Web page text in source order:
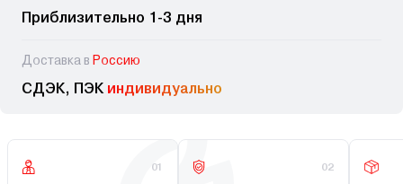
Приблизительно 1-3 дня
Доставка в Россию
СДЭК, ПЭК индивидуально
01 02